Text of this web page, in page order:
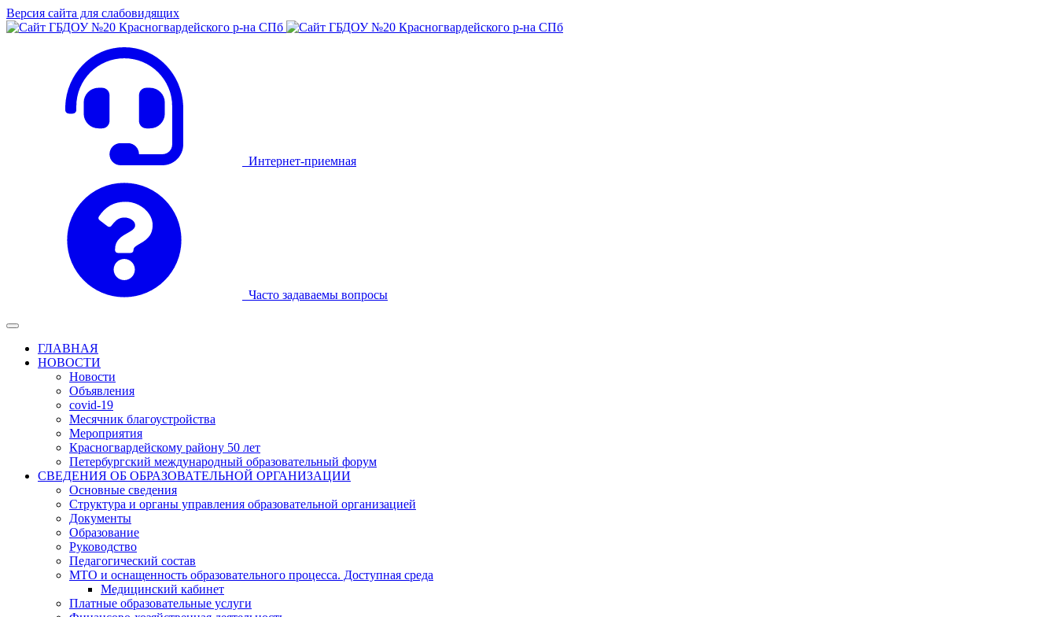
Версия сайта для слабовидящих
Интернет-приемная
Часто задаваемы вопросы
ГЛАВНАЯ
НОВОСТИ
Новости
Объявления
covid-19
Месячник благоустройства
Мероприятия
Красногвардейскому району 50 лет
Петербургский международный образовательный форум
СВЕДЕНИЯ ОБ ОБРАЗОВАТЕЛЬНОЙ ОРГАНИЗАЦИИ
Основные сведения
Структура и органы управления образовательной организацией
Документы
Образование
Руководство
Педагогический состав
МТО и оснащенность образовательного процесса. Доступная среда
Медицинский кабинет
Платные образовательные услуги